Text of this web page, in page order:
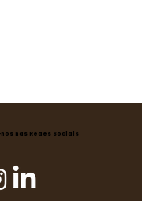
nas Redes Sociais